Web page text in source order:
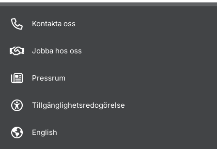
Om sidan
Kontakta oss
Jobba hos oss
Pressrum
Tillgänglighetsredogörelse
English